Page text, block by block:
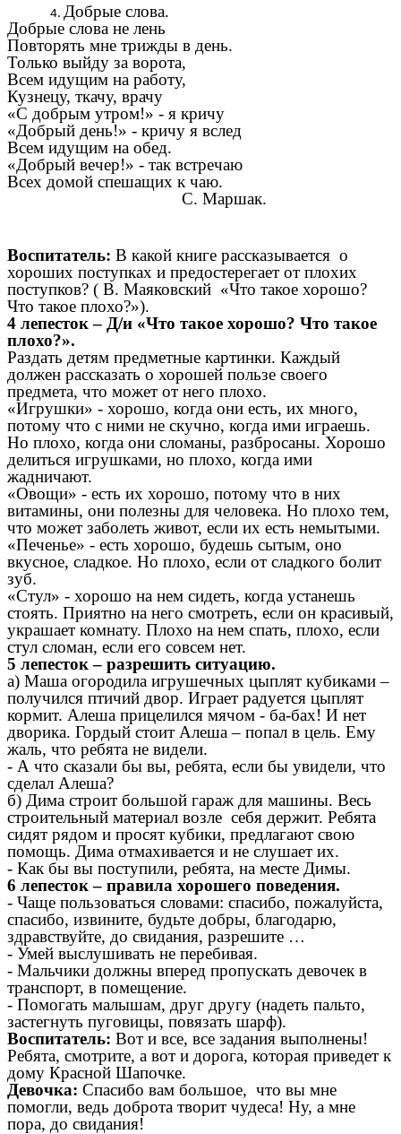
Добрые слова.
Добрые слова не лень
Повторять мне трижды в день.
Только выйду за ворота,
Всем идущим на работу,
Кузнецу, ткачу, врачу
«С добрым утром!» - я кричу
«Добрый день!» - кричу я вслед
Всем идущим на обед.
«Добрый вечер!» - так встречаю
Всех домой спешащих к чаю.
С. Маршак.
Воспитатель: В какой книге рассказывается о
хороших поступках и предостерегает от плохих
поступков? ( В. Маяковский «Что такое хорошо?
Что такое плохо?»).
4 лепесток – Д/и «Что такое хорошо? Что такое
плохо?».
Раздать детям предметные картинки. Каждый
должен рассказать о хорошей пользе своего
предмета, что может от него плохо.
«Игрушки» - хорошо, когда они есть, их много,
потому что с ними не скучно, когда ими играешь.
Но плохо, когда они сломаны, разбросаны. Хорошо
делиться игрушками, но плохо, когда ими
жадничают.
«Овощи» - есть их хорошо, потому что в них
витамины, они полезны для человека. Но плохо тем,
что может заболеть живот, если их есть немытыми.
«Печенье» - есть хорошо, будешь сытым, оно
вкусное, сладкое. Но плохо, если от сладкого болит
зуб.
«Стул» - хорошо на нем сидеть, когда устанешь
стоять. Приятно на него смотреть, если он красивый,
украшает комнату. Плохо на нем спать, плохо, если
стул сломан, если его совсем нет.
5 лепесток – разрешить ситуацию.
а) Маша огородила игрушечных цыплят кубиками –
получился птичий двор. Играет радуется цыплят
кормит. Алеша прицелился мячом - ба-бах! И нет
дворика. Гордый стоит Алеша – попал в цель. Ему
жаль, что ребята не видели.
- А что сказали бы вы, ребята, если бы увидели, что
сделал Алеша?
б) Дима строит большой гараж для машины. Весь
строительный материал возле себя держит. Ребята
сидят рядом и просят кубики, предлагают свою
помощь. Дима отмахивается и не слушает их.
- Как бы вы поступили, ребята, на месте Димы.
6 лепесток – правила хорошего поведения.
- Чаще пользоваться словами: спасибо, пожалуйста,
спасибо, извините, будьте добры, благодарю,
здравствуйте, до свидания, разрешите …
- Умей выслушивать не перебивая.
- Мальчики должны вперед пропускать девочек в
транспорт, в помещение.
- Помогать малышам, друг другу (надеть пальто,
застегнуть пуговицы, повязать шарф).
Воспитатель: Вот и все, все задания выполнены!
Ребята, смотрите, а вот и дорога, которая приведет к
дому Красной Шапочке.
Девочка: Спасибо вам большое, что вы мне
помогли, ведь доброта творит чудеса! Ну, а мне
пора, до свидания!